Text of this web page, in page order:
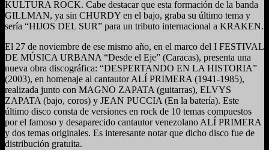
KULTURA ROCK. Cabe destacar que esta formación de la banda
GILLMAN, ya sin CHURDY en el bajo, graba su último tema y
sería “HIJOS DEL SUR” para un tributo internacional a KRAKEN.
El 27 de noviembre de ese mismo año, en el marco del I FESTIVAL
DE MÚSICA URBANA “Desde el Eje” (Caracas), presenta una
nueva obra discográfica: “DESPERTANDO EN LA HISTORIA”
(2003), en homenaje al cantautor ALÍ PRIMERA (1941-1985),
realizada junto con MAGNO ZAPATA (guitarras), ELVYS
ZAPATA (bajo, coros) y JEAN PUCCIA (En la batería). Este
último disco consta de versiones en rock de 10 temas compuestos
por el famoso y desaparecido cantautor venezolano ALÍ PRIMERA
y dos temas originales. Es interesante notar que dicho disco fue de
distribución gratuita.